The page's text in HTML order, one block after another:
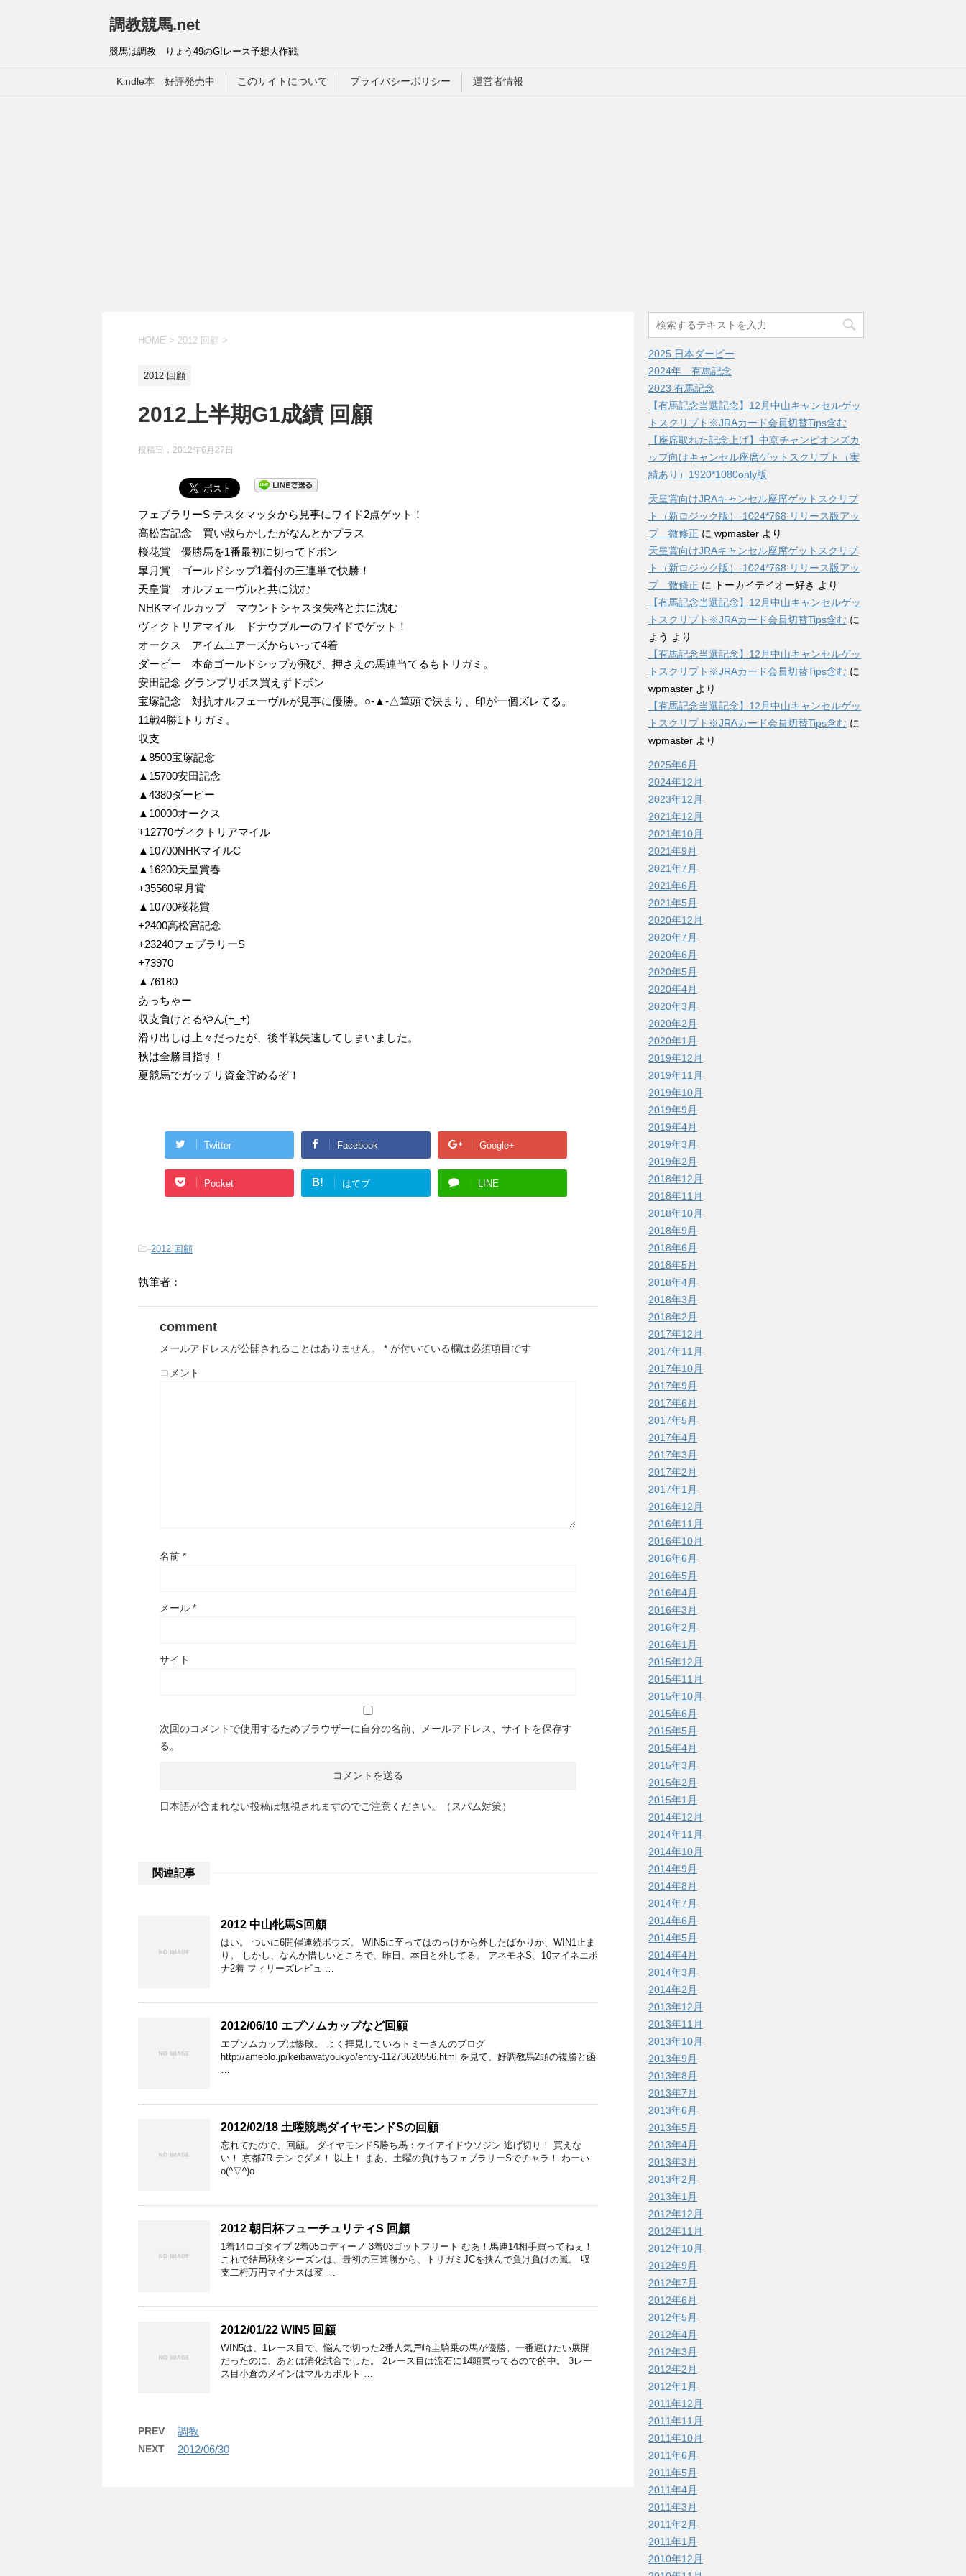
調教競馬.net
競馬は調教 りょう49のGIレース予想大作戦
Kindle本 好評発売中 このサイトについて プライバシーポリシー 運営者情報
HOME > 2012 回顧 >
2012 回顧
2012上半期G1成績 回顧
投稿日： 2012年6月27日
フェブラリーS テスタマッタから見事にワイド2点ゲット！
高松宮記念 買い散らかしたがなんとかプラス
桜花賞 優勝馬を1番最初に切ってドボン
皐月賞 ゴールドシップ1着付の三連単で快勝！
天皇賞 オルフェーヴルと共に沈む
NHKマイルカップ マウントシャスタ失格と共に沈む
ヴィクトリアマイル ドナウブルーのワイドでゲット！
オークス アイムユアーズからいって4着
ダービー 本命ゴールドシップが飛び、押さえの馬連当てるもトリガミ。
安田記念 グランプリボス買えずドボン
宝塚記念 対抗オルフェーヴルが見事に優勝。○-▲-△筆頭で決まり、印が一個ズレてる。
11戦4勝1トリガミ。
収支
▲8500宝塚記念
▲15700安田記念
▲4380ダービー
▲10000オークス
+12770ヴィクトリアマイル
▲10700NHKマイルC
▲16200天皇賞春
+35560皐月賞
▲10700桜花賞
+2400高松宮記念
+23240フェブラリーS
+73970
▲76180
あっちゃー
収支負けとるやん(+_+)
滑り出しは上々だったが、後半戦失速してしまいました。
秋は全勝目指す！
夏競馬でガッチリ資金貯めるぞ！
Twitter Facebook Google+
Pocket B! はてブ LINE
-2012 回顧
執筆者：
comment
メールアドレスが公開されることはありません。 * が付いている欄は必須項目です
コメント
名前 *
メール *
サイト
次回のコメントで使用するためブラウザーに自分の名前、メールアドレス、サイトを保存す
る。
日本語が含まれない投稿は無視されますのでご注意ください。（スパム対策）
関連記事
2012 中山牝馬S回顧
はい。 ついに6開催連続ボウズ。 WIN5に至ってはのっけから外したばかりか、WIN1止ま
り。 しかし、なんか惜しいところで、昨日、本日と外してる。 アネモネS、10マイネエポ
ナ2着 フィリーズレビュ …
2012/06/10 エプソムカップなど回顧
エプソムカップは惨敗。 よく拝見しているトミーさんのブログ
http://ameblo.jp/keibawatyoukyo/entry-11273620556.html を見て、好調教馬2頭の複勝と函
…
2012/02/18 土曜競馬ダイヤモンドSの回顧
忘れてたので、回顧。 ダイヤモンドS勝ち馬：ケイアイドウソジン 逃げ切り！ 買えな
い！ 京都7R テンでダメ！ 以上！ まあ、土曜の負けもフェブラリーSでチャラ！ わーい
o(^▽^)o
2012 朝日杯フューチュリティS 回顧
1着14ロゴタイプ 2着05コディーノ 3着03ゴットフリート むあ！馬連14相手買ってねぇ！
これで結局秋冬シーズンは、最初の三連勝から、トリガミJCを挟んで負け負けの嵐。 収
支二桁万円マイナスは変 …
2012/01/22 WIN5 回顧
WIN5は、1レース目で、悩んで切った2番人気戸崎圭騎乗の馬が優勝。一番避けたい展開
だったのに、あとは消化試合でした。 2レース目は流石に14頭買ってるので的中。 3レー
ス目小倉のメインはマルカボルト …
PREV 調教
NEXT 2012/06/30
2025 日本ダービー
2024年 有馬記念
2023 有馬記念
【有馬記念当選記念】12月中山キャンセルゲッ
トスクリプト※JRAカード会員切替Tips含む
【座席取れた記念上げ】中京チャンピオンズカ
ップ向けキャンセル座席ゲットスクリプト（実
績あり）1920*1080only版
天皇賞向けJRAキャンセル座席ゲットスクリプ
ト（新ロジック版）-1024*768 リリース版アッ
プ 微修正 に wpmaster より
天皇賞向けJRAキャンセル座席ゲットスクリプ
ト（新ロジック版）-1024*768 リリース版アッ
プ 微修正 に トーカイテイオー好き より
【有馬記念当選記念】12月中山キャンセルゲッ
トスクリプト※JRAカード会員切替Tips含む に
よう より
【有馬記念当選記念】12月中山キャンセルゲッ
トスクリプト※JRAカード会員切替Tips含む に
wpmaster より
【有馬記念当選記念】12月中山キャンセルゲッ
トスクリプト※JRAカード会員切替Tips含む に
wpmaster より
2025年6月
2024年12月
2023年12月
2021年12月
2021年10月
2021年9月
2021年7月
2021年6月
2021年5月
2020年12月
2020年7月
2020年6月
2020年5月
2020年4月
2020年3月
2020年2月
2020年1月
2019年12月
2019年11月
2019年10月
2019年9月
2019年4月
2019年3月
2019年2月
2018年12月
2018年11月
2018年10月
2018年9月
2018年6月
2018年5月
2018年4月
2018年3月
2018年2月
2017年12月
2017年11月
2017年10月
2017年9月
2017年6月
2017年5月
2017年4月
2017年3月
2017年2月
2017年1月
2016年12月
2016年11月
2016年10月
2016年6月
2016年5月
2016年4月
2016年3月
2016年2月
2016年1月
2015年12月
2015年11月
2015年10月
2015年6月
2015年5月
2015年4月
2015年3月
2015年2月
2015年1月
2014年12月
2014年11月
2014年10月
2014年9月
2014年8月
2014年7月
2014年6月
2014年5月
2014年4月
2014年3月
2014年2月
2013年12月
2013年11月
2013年10月
2013年9月
2013年8月
2013年7月
2013年6月
2013年5月
2013年4月
2013年3月
2013年2月
2013年1月
2012年12月
2012年11月
2012年10月
2012年9月
2012年7月
2012年6月
2012年5月
2012年4月
2012年3月
2012年2月
2012年1月
2011年12月
2011年11月
2011年10月
2011年6月
2011年5月
2011年4月
2011年3月
2011年2月
2011年1月
2010年12月